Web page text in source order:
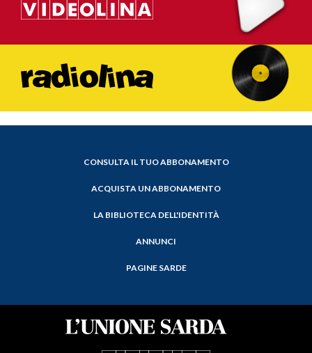
CONSULTA IL TUO ABBONAMENTO
ACQUISTA UN ABBONAMENTO
LA BIBLIOTECA DELL'IDENTITÀ
ANNUNCI
PAGINE SARDE